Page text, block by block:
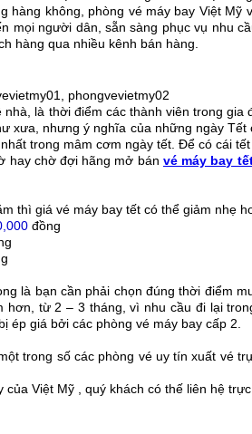
không, phòng vé máy bay Việt
mọi người dân, sẵn sàng phục vụ nhu
hàng qua nhiều kênh bán hàng.
phongvevietmy02
là thời điểm các thành viên trong
xưa, nhưng ý nghĩa của những ngày
trong mâm cơm ngày tết. Để có cái
hay chờ đợi hãng mở bán vé máy bay
thì giá vé máy bay tết có thể giảm nhẹ
đồng
là bạn cần phải chọn đúng thời điểm
từ 2 – 3 tháng, vì nhu cầu đi lại
giá bởi các phòng vé máy bay cấp 2.
trong số các phòng vé uy tín xuất vé
Việt Mỹ , quý khách có thế liên hệ